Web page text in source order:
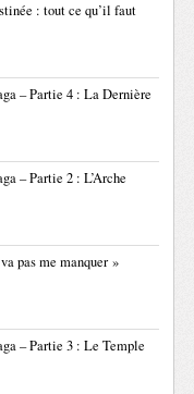
: tout ce qu’il faut
– Partie 4 : La Dernière
– Partie 2 : L’Arche
pas me manquer »
– Partie 3 : Le Temple